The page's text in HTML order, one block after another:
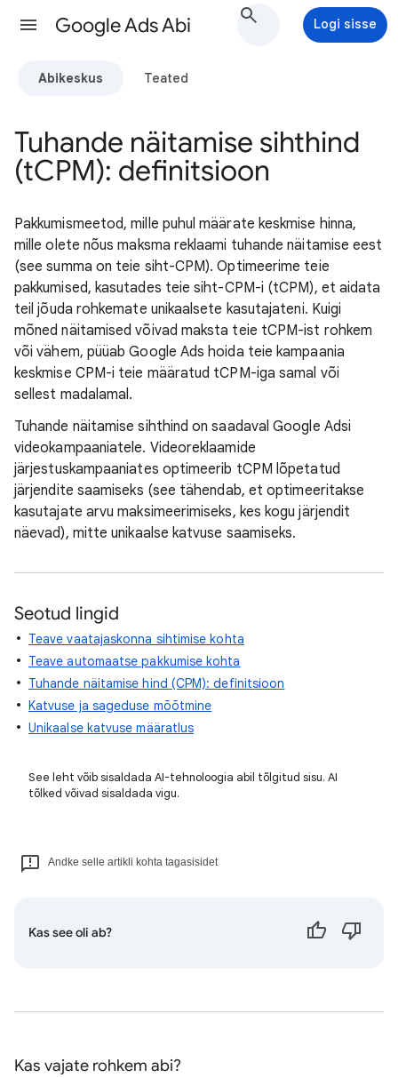
Google Ads Abi Logi sisse
Abikeskus Teated
Tuhande näitamise sihthind
(tCPM): definitsioon
Pakkumismeetod, mille puhul määrate keskmise hinna,
mille olete nõus maksma reklaami tuhande näitamise eest
(see summa on teie siht-CPM). Optimeerime teie
pakkumised, kasutades teie siht-CPM-i (tCPM), et aidata
teil jõuda rohkemate unikaalsete kasutajateni. Kuigi
mõned näitamised võivad maksta teie tCPM-ist rohkem
või vähem, püüab Google Ads hoida teie kampaania
keskmise CPM-i teie määratud tCPM-iga samal või
sellest madalamal.
Tuhande näitamise sihthind on saadaval Google Adsi
videokampaaniatele. Videoreklaamide
järjestuskampaaniates optimeerib tCPM lõpetatud
järjendite saamiseks (see tähendab, et optimeeritakse
kasutajate arvu maksimeerimiseks, kes kogu järjendit
näevad), mitte unikaalse katvuse saamiseks.
Seotud lingid
Teave vaatajaskonna sihtimise kohta
Teave automaatse pakkumise kohta
Tuhande näitamise hind (CPM): definitsioon
Katvuse ja sageduse mõõtmine
Unikaalse katvuse määratlus
See leht võib sisaldada AI-tehnoloogia abil tõlgitud sisu. AI
tõlked võivad sisaldada vigu.
Andke selle artikli kohta tagasisidet
Kas see oli ab?
Kas vajate rohkem abi?